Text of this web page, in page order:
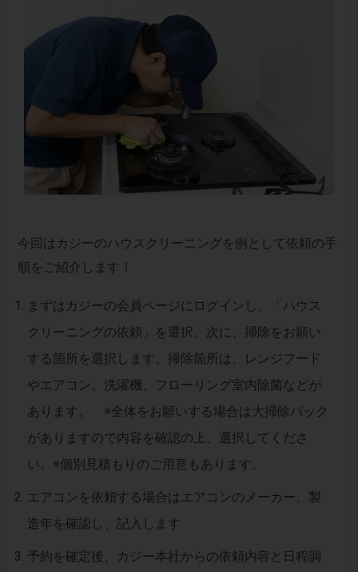
今回は カジーのハウスクリーニングを例として依頼の手
順をご紹介します！
まずはカジーの会員ページにログインし、「ハウス
クリーニングの依頼」を選択。次に、掃除をお願い
する箇所を選択します。掃除箇所は、レンジフード
やエアコン、洗濯機、フローリング室内除菌などが
あります。 ※全体をお願いする場合は大掃除パック
がありますので内容を確認の上、選択してくださ
い。※個別見積もりのご用意もあります。
エアコンを依頼する場合はエアコンのメーカー、製
造年を確認し、記入します
予約を確定後、カジー本社からの依頼内容と日程調